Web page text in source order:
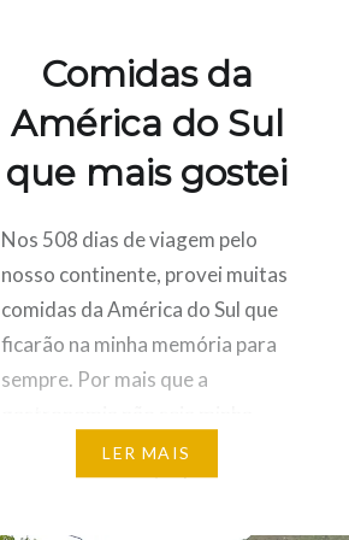
Comidas da
América do Sul
que mais gostei
Nos 508 dias de viagem pelo
nosso continente, provei muitas
comidas da América do Sul que
ficarão na minha memória para
sempre. Por mais que a
prioridade durante as trips, não
posso negar que tenho um
LER MAIS